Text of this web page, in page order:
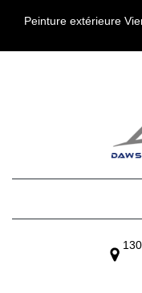
Peinture extérieure